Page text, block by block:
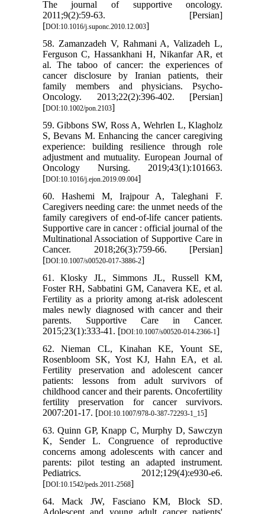
The journal of supportive oncology.
2011;9(2):59-63. [Persian]
[DOI:10.1016/j.suponc.2010.12.003]
58. Zamanzadeh V, Rahmani A, Valizadeh L,
Ferguson C, Hassankhani H, Nikanfar AR, et
al. The taboo of cancer: the experiences of
cancer disclosure by Iranian patients, their
family members and physicians. Psycho‐
Oncology. 2013;22(2):396-402. [Persian]
[DOI:10.1002/pon.2103]
59. Gibbons SW, Ross A, Wehrlen L, Klagholz
S, Bevans M. Enhancing the cancer caregiving
experience: building resilience through role
adjustment and mutuality. European Journal of
Oncology Nursing. 2019;43(1):101663.
[DOI:10.1016/j.ejon.2019.09.004]
60. Hashemi M, Irajpour A, Taleghani F.
Caregivers needing care: the unmet needs of the
family caregivers of end-of-life cancer patients.
Supportive care in cancer : official journal of the
Multinational Association of Supportive Care in
Cancer. 2018;26(3):759-66. [Persian]
[DOI:10.1007/s00520-017-3886-2]
61. Klosky JL, Simmons JL, Russell KM,
Foster RH, Sabbatini GM, Canavera KE, et al.
Fertility as a priority among at-risk adolescent
males newly diagnosed with cancer and their
parents. Supportive Care in Cancer.
2015;23(1):333-41. [DOI:10.1007/s00520-014-2366-1]
62. Nieman CL, Kinahan KE, Yount SE,
Rosenbloom SK, Yost KJ, Hahn EA, et al.
Fertility preservation and adolescent cancer
patients: lessons from adult survivors of
childhood cancer and their parents. Oncofertility
fertility preservation for cancer survivors.
2007:201-17. [DOI:10.1007/978-0-387-72293-1_15]
63. Quinn GP, Knapp C, Murphy D, Sawczyn
K, Sender L. Congruence of reproductive
concerns among adolescents with cancer and
parents: pilot testing an adapted instrument.
Pediatrics. 2012;129(4):e930-e6.
[DOI:10.1542/peds.2011-2568]
64. Mack JW, Fasciano KM, Block SD.